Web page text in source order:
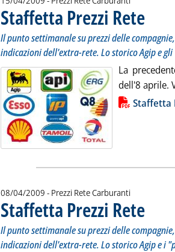
Staffetta Prezzi Rete .
Il punto settimanale su prezzi delle
indicazioni dell'extra-rete. Lo storico Agip e
La
dell'8 aprile.
Lista allegati PDF alla notizia
Staffetta
08/04/2009 - Prezzi Rete Carburanti
Staffetta Prezzi Rete .
Il punto settimanale su prezzi delle
indicazioni dell'extra-rete. Lo storico Agip e i